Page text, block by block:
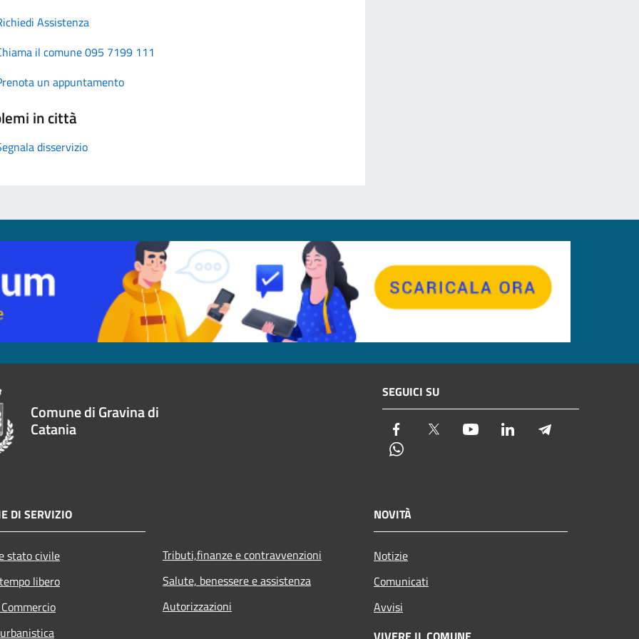
Assistenza
il comune 095 7199 111
un appuntamento
in città
disservizio
Comune di Gravina di
Catania
SEGUICI SU
Facebook Twitter Youtube LinkedIn
DI SERVIZIO
stato civile
libero
Tributi,finanze e contravvenzioni
Salute, benessere e assistenza
Autorizzazioni
NOVITÀ
Notizie
Comunicati
Avvisi